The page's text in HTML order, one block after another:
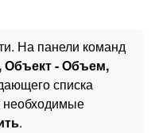
На панели команд
Объект - Объем,
списка
необходимые
.